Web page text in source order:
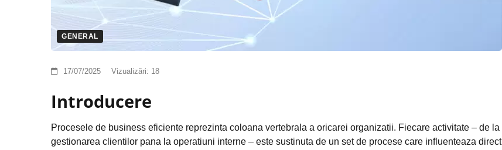
GENERAL
17/07/2025 Vizualizări: 18
Introducere
Procesele de business eficiente reprezinta coloana vertebrala a oricarei organizatii. Fiecare activitate – de la
gestionarea clientilor pana la operatiuni interne – este sustinuta de un set de procese care influenteaza direct